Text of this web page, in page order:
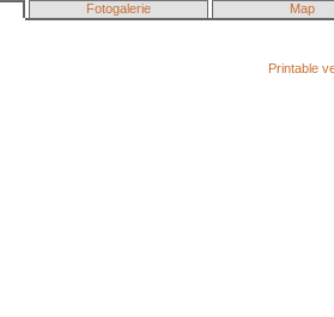
Fotogalerie Map
Printable